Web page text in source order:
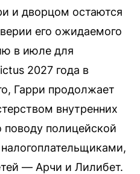
и дворцом остаются
его ожидаемого
в июле для
2027 года в
Гарри продолжает
внутренних
полицейской
— Арчи и Лилибет.